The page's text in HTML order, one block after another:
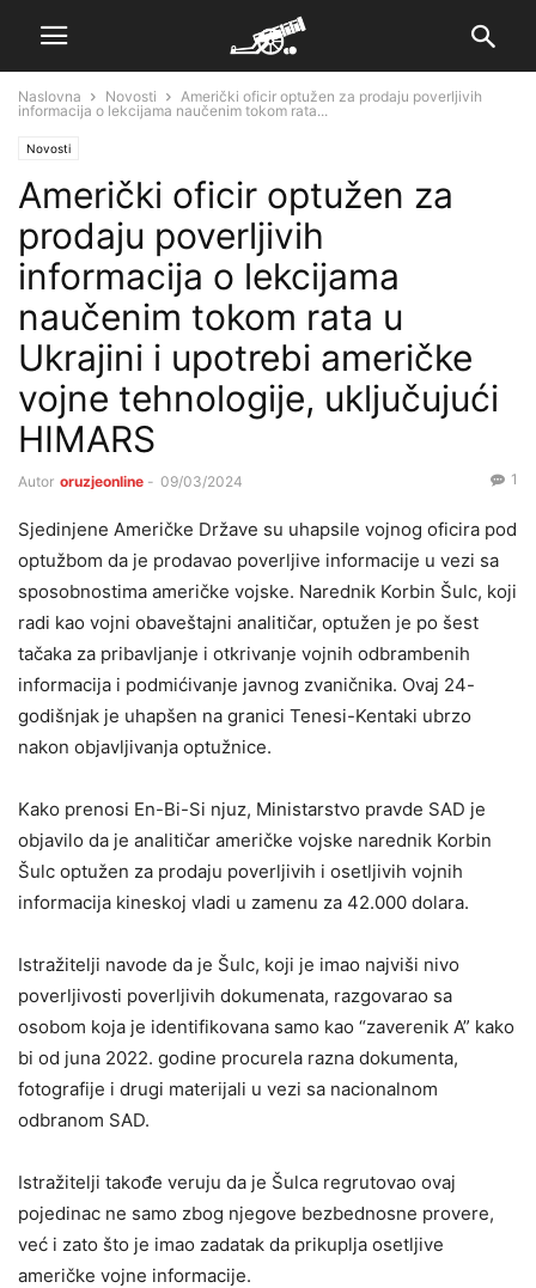
Naslovna Novosti
Američki oficir optužen za prodaju poverljivih
informacija o lekcijama naučenim tokom rata...
Novosti
Američki oficir optužen za
prodaju poverljivih
informacija o lekcijama
naučenim tokom rata u
Ukrajini i upotrebi američke
vojne tehnologije, uključujući
HIMARS
Autor oruzjeonline - 09/03/2024 1
Sjedinjene Američke Države su uhapsile vojnog oficira pod
optužbom da je prodavao poverljive informacije u vezi sa
sposobnostima američke vojske. Narednik Korbin Šulc, koji
radi kao vojni obaveštajni analitičar, optužen je po šest
tačaka za pribavljanje i otkrivanje vojnih odbrambenih
informacija i podmićivanje javnog zvaničnika. Ovaj 24-
godišnjak je uhapšen na granici Tenesi-Kentaki ubrzo
nakon objavljivanja optužnice.
Kako prenosi En-Bi-Si njuz, Ministarstvo pravde SAD je
objavilo da je analitičar američke vojske narednik Korbin
Šulc optužen za prodaju poverljivih i osetljivih vojnih
informacija kineskoj vladi u zamenu za 42.000 dolara.
Istražitelji navode da je Šulc, koji je imao najviši nivo
poverljivosti poverljivih dokumenata, razgovarao sa
osobom koja je identifikovana samo kao “zaverenik A” kako
bi od juna 2022. godine procurela razna dokumenta,
fotografije i drugi materijali u vezi sa nacionalnom
odbranom SAD.
Istražitelji takođe veruju da je Šulca regrutovao ovaj
pojedinac ne samo zbog njegove bezbednosne provere,
već i zato što je imao zadatak da prikuplja osetljive
američke vojne informacije.